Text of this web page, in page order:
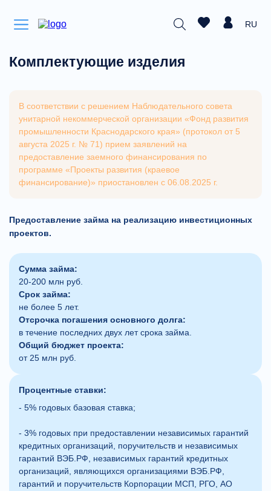
RU
Комплектующие изделия
В соответствии с решением Наблюдательного совета
унитарной некоммерческой организации «Фонд развития
промышленности Краснодарского края» (протокол от 5
августа 2025 г. № 71) прием заявлений на
предоставление заемного финансирования по
программе «Проекты развития (краевое
финансирование)» приостановлен с 06.08.2025 г.
Предоставление займа на реализацию инвестиционных
проектов.
Сумма займа:
20-200 млн руб.
Срок займа:
не более 5 лет.
Отсрочка погашения основного долга:
в течение последних двух лет срока займа.
Общий бюджет проекта:
от 25 млн руб.
Процентные ставки:
- 5% годовых базовая ставка;
- 3% годовых при предоставлении независимых гарантий
кредитных организаций, поручительств и независимых
гарантий ВЭБ.РФ, независимых гарантий кредитных
организаций, являющихся организациями ВЭБ.РФ,
гарантий и поручительств Корпорации МСП, РГО, АО